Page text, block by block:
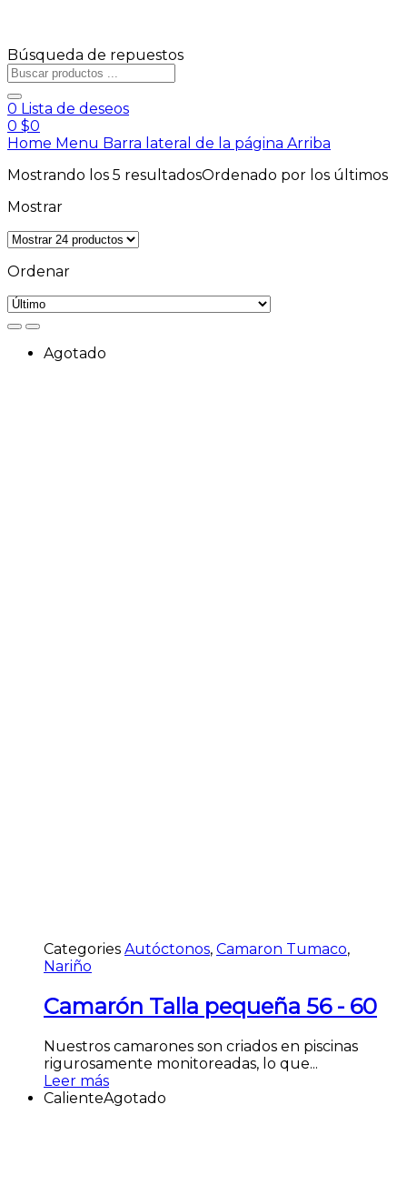
Búsqueda de repuestos
0 Lista de deseos
0 $0
Home Menu Barra lateral de la página Arriba
Mostrando los 5 resultadosOrdenado por los últimos
Mostrar
Ordenar
Agotado
Categories Autóctonos, Camaron Tumaco,
Nariño
Camarón Talla pequeña 56 - 60
Nuestros camarones son criados en piscinas
rigurosamente monitoreadas, lo que...
Leer más
CalienteAgotado